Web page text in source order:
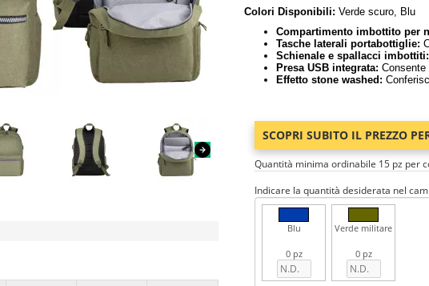
Colori Disponibili: Verde scuro, Blu
Compartimento imbottito per
Tasche laterali portabottiglie:
Schienale e spallacci imbottiti:
Presa USB integrata:
Effetto stone washed:
SCOPRI SUBITO IL PREZZO
Quantità minima ordinabile 15 pz per
Indicare la quantità desiderata nel
Blu
0 pz
Verde militare
0 pz